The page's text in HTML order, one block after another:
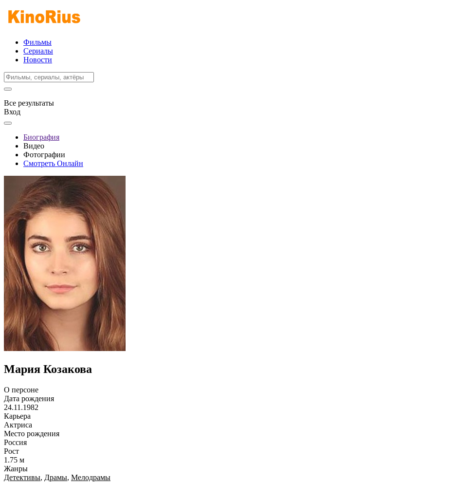
Фильмы
Сериалы
Новости
Все результаты
Вход
Биография
Видео
Фотографии
Смотреть Онлайн
Мария Козакова
О персоне
Дата рождения
24.11.1982
Карьера
Актриса
Место рождения
Россия
Рост
1.75 м
Жанры
Детективы, Драмы, Мелодрамы